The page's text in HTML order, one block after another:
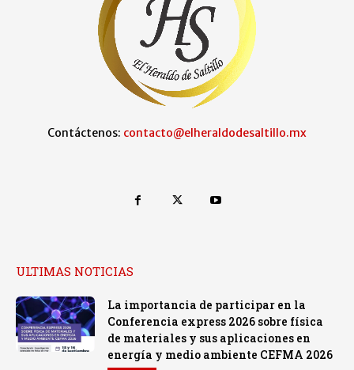
Contáctenos: contacto@elheraldodesaltillo.mx
ULTIMAS NOTICIAS
La importancia de participar en la
Conferencia express 2026 sobre física
de materiales y sus aplicaciones en
energía y medio ambiente CEFMA 2026